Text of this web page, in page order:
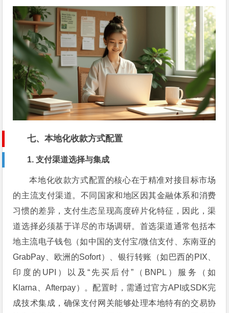
七、本地化收款方式配置
1. 支付渠道选择与集成
本地化收款方式配置的核心在于精准对接目标市场
的主流支付渠道。不同国家和地区因其金融体系和消费
习惯的差异，支付生态呈现高度碎片化特征，因此，渠
道选择必须基于详尽的市场调研。首选渠道通常包括本
地主流电子钱包（如中国的支付宝/微信支付、东南亚的
GrabPay、欧洲的Sofort）、银行转账（如巴西的PIX、
印度的UPI）以及“先买后付”（BNPL）服务（如
Klarna、Afterpay）。配置时，需通过官方API或SDK完
成技术集成，确保支付网关能够处理本地特有的交易协